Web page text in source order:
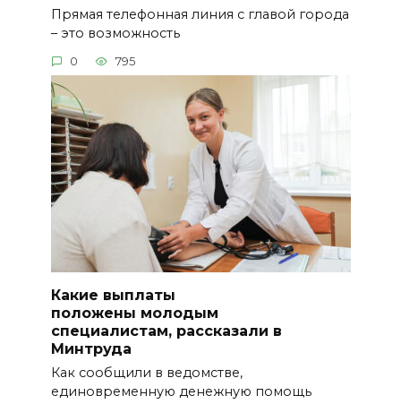
Прямая телефонная линия с главой города
– это возможность
0 795
Какие выплаты
положены молодым
специалистам, рассказали в
Минтруда
Как сообщили в ведомстве,
единовременную денежную помощь